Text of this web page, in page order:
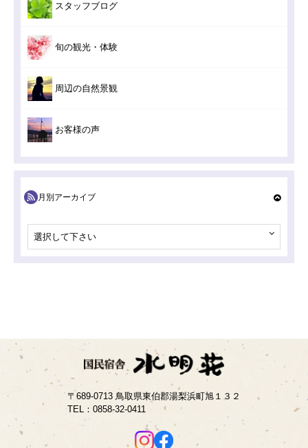
スタッフブログ
旬の観光・体験
周辺の自然景観
お客様の声
月別アーカイブ
選択して下さい
〒689-0713 鳥取県東伯郡湯梨浜町旭１３２
TEL： 0858-32-0411